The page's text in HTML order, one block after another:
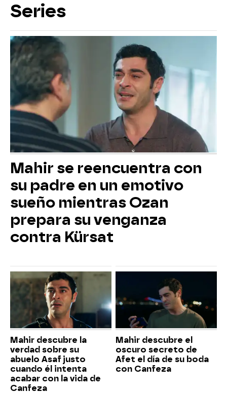
Series
Mahir se reencuentra con
su padre en un emotivo
sueño mientras Ozan
prepara su venganza
contra Kürsat
Mahir descubre la
verdad sobre su
abuelo Asaf justo
cuando él intenta
acabar con la vida de
Canfeza
Mahir descubre el
oscuro secreto de
Afet el día de su boda
con Canfeza